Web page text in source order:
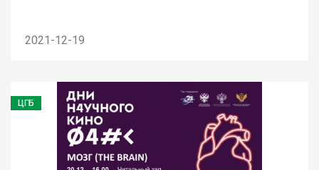
2021-12-19
ЦГБ